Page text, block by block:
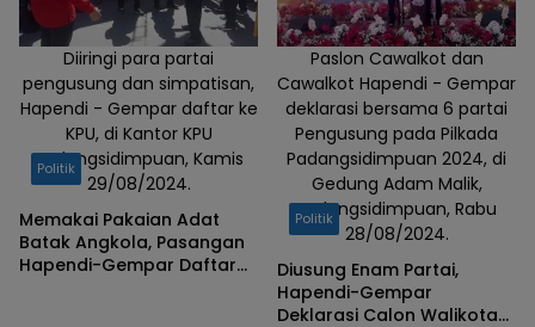
Diiringi para partai
pengusung dan simpatisan,
Hapendi - Gempar daftar ke
KPU, di Kantor KPU
Padangsidimpuan, Kamis
29/08/2024.
Politik
Memakai Pakaian Adat
Batak Angkola, Pasangan
Hapendi-Gempar Daftar
Paslon Cawalkot dan
Cawalkot Hapendi - Gempar
deklarasi bersama 6 partai
Pengusung pada Pilkada
Padangsidimpuan 2024, di
Gedung Adam Malik,
Padangsidimpuan, Rabu
28/08/2024.
Politik
Diusung Enam Partai,
Hapendi-Gempar
Deklarasi Calon Walikota